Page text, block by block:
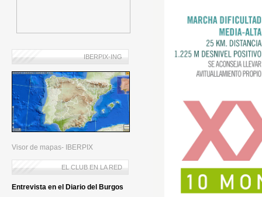
IBERPIX-ING
Visor de mapas- IBERPIX
EL CLUB EN LA RED
Entrevista en el Diario del Burgos